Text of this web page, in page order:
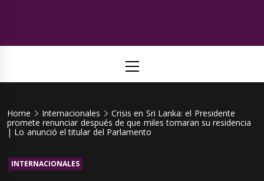
Viral
Menu
Home Internacionales
Crisis en Sri Lanka: el Presidente
promete renunciar después de que miles tomaran su residencia
| Lo anunció el titular del Parlamento
INTERNACIONALES